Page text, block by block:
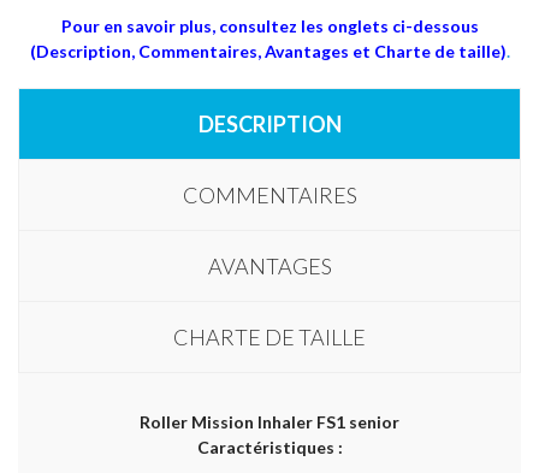
Pour en savoir plus, consultez les onglets ci-dessous
(Description, Commentaires, Avantages et Charte de taille).
DESCRIPTION
COMMENTAIRES
AVANTAGES
CHARTE DE TAILLE
Roller Mission Inhaler FS1 senior
Caractéristiques :